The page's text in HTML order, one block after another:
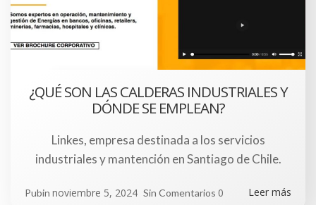
¿QUÉ SON LAS CALDERAS INDUSTRIALES Y
DÓNDE SE EMPLEAN?
Linkes, empresa destinada a los servicios
industriales y mantención en Santiago de Chile.
Pubin noviembre 5, 2024 Sin Comentarios 0 Leer más